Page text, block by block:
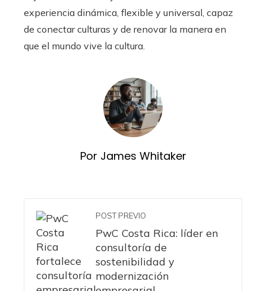
experiencia dinámica, flexible y universal, capaz
de conectar culturas y de renovar la manera en
que el mundo vive la cultura.
Por James Whitaker
POST PREVIO
PwC Costa Rica: líder en
consultoría de
sostenibilidad y
modernización